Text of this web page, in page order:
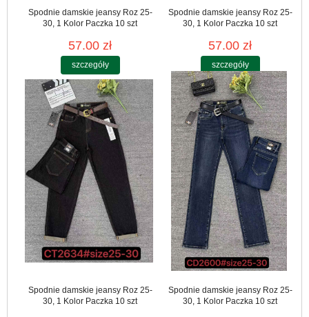
Spodnie damskie jeansy Roz 25-
30, 1 Kolor Paczka 10 szt
57.00 zł
szczegóły
Spodnie damskie jeansy Roz 25-
30, 1 Kolor Paczka 10 szt
57.00 zł
szczegóły
Spodnie damskie jeansy Roz 25-
30, 1 Kolor Paczka 10 szt
Spodnie damskie jeansy Roz 25-
30, 1 Kolor Paczka 10 szt